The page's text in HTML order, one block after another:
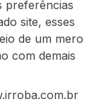
preferências
site, esses
de um mero
com demais